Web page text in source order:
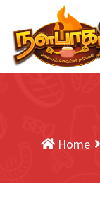
Home